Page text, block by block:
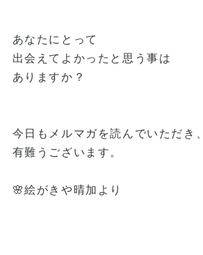
あなたにとって
出会えてよかったと思う事は
ありますか？
今日もメルマガを読んでいただき、
有難うございます。
🌸絵がきや晴加より